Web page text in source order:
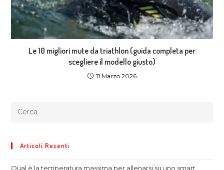
Le 10 migliori mute da triathlon (guida completa per
scegliere il modello giusto)
11 Marzo 2026
Articoli Recenti
Qual è la temperatura massima per allenarsi su uno smart